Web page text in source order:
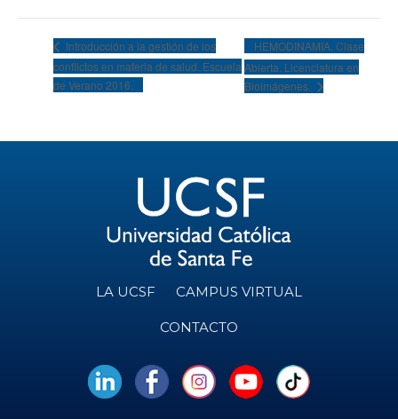
Introducción a la gestión de los
conflictos en materia de salud. Escuela
de Verano 2016.
HEMODINAMIA. Clase
Abierta. Licenciatura en
Bioimágenes.
LA UCSF CAMPUS VIRTUAL
CONTACTO